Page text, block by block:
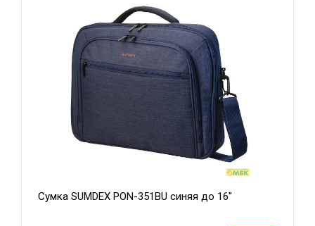
Сумка SUMDEX PON-351BU синяя до 16"